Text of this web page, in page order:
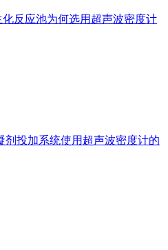
反应池为何选用超声波密度计
剂投加系统使用超声波密度计的